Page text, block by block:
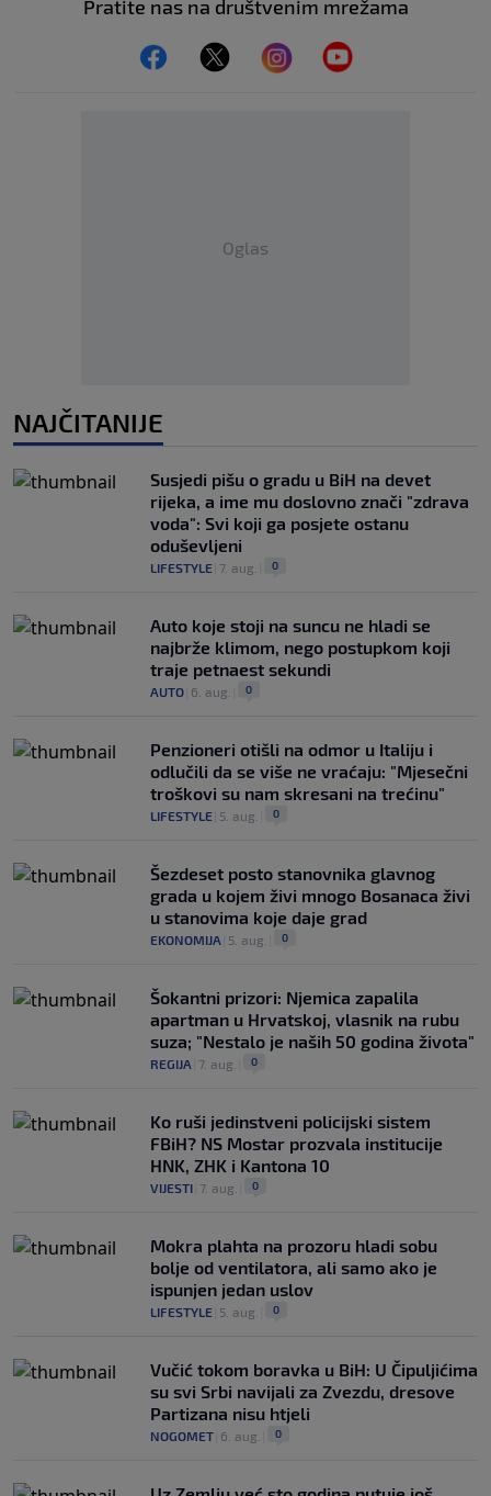
Pratite nas na društvenim mrežama
Oglas
NAJČITANIJE
Susjedi pišu o gradu u BiH na devet
rijeka, a ime mu doslovno znači "zdrava
voda": Svi koji ga posjete ostanu
oduševljeni
LIFESTYLE 7. aug. 0
Auto koje stoji na suncu ne hladi se
najbrže klimom, nego postupkom koji
traje petnaest sekundi
AUTO 6. aug. 0
Penzioneri otišli na odmor u Italiju i
odlučili da se više ne vraćaju: "Mjesečni
troškovi su nam skresani na trećinu"
LIFESTYLE 5. aug. 0
Šezdeset posto stanovnika glavnog
grada u kojem živi mnogo Bosanaca živi
u stanovima koje daje grad
EKONOMIJA 5. aug. 0
Šokantni prizori: Njemica zapalila
apartman u Hrvatskoj, vlasnik na rubu
suza; "Nestalo je naših 50 godina života"
REGIJA 7. aug. 0
Ko ruši jedinstveni policijski sistem
FBiH? NS Mostar prozvala institucije
HNK, ZHK i Kantona 10
VIJESTI 7. aug. 0
Mokra plahta na prozoru hladi sobu
bolje od ventilatora, ali samo ako je
ispunjen jedan uslov
LIFESTYLE 5. aug. 0
Vučić tokom boravka u BiH: U Čipuljićima
su svi Srbi navijali za Zvezdu, dresove
Partizana nisu htjeli
NOGOMET 6. aug. 0